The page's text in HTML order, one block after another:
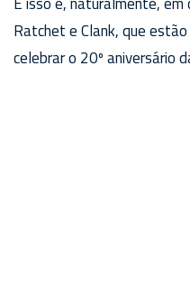
Ratchet e Clank, que
celebrar o 20º aniversário